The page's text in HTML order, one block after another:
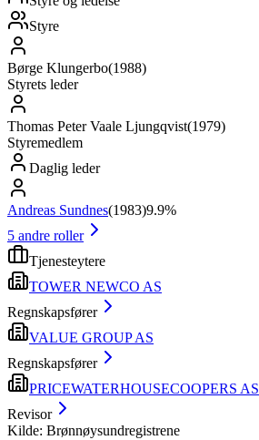
Styre
Børge Klungerbo(1988)
Styrets leder
Thomas Peter Vaale Ljungqvist(1979)
Styremedlem
Daglig leder
Andreas Sundnes(1983)9.9%
5 andre roller
Tjenesteytere
TOWER NEWCO AS
Regnskapsfører
VALUE GROUP AS
Regnskapsfører
PRICEWATERHOUSECOOPERS AS
Revisor
Kilde: Brønnøysundregistrene